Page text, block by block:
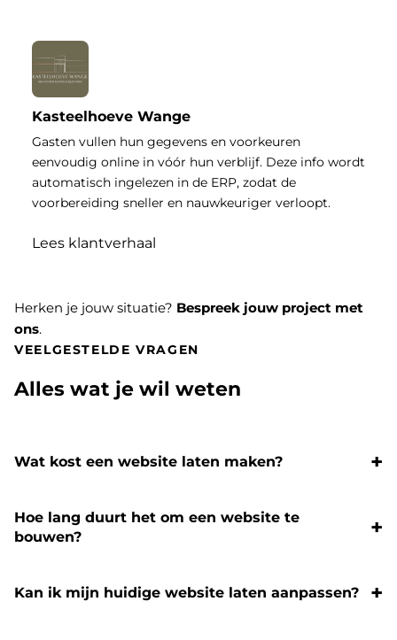
Kasteelhoeve Wange
Gasten vullen hun gegevens en voorkeuren
eenvoudig online in vóór hun verblijf. Deze info wordt
automatisch ingelezen in de ERP, zodat de
voorbereiding sneller en nauwkeuriger verloopt.
Lees klantverhaal
Herken je jouw situatie? Bespreek jouw project met
ons.
VEELGESTELDE VRAGEN
Alles wat je wil weten
Wat kost een website laten maken?
Hoe lang duurt het om een website te
bouwen?
Kan ik mijn huidige website laten aanpassen?